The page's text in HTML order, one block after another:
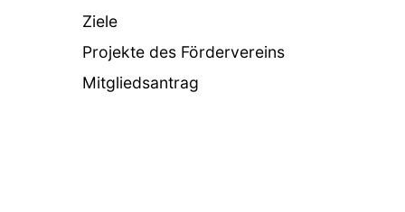
Ziele
Projekte des Fördervereins
Mitgliedsantrag